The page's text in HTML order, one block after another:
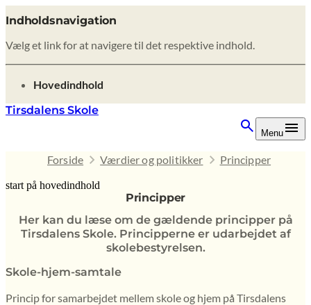
Indholdsnavigation
Vælg et link for at navigere til det respektive indhold.
gå til
Hovedindhold
Tirsdalens Skole
Menu
Forside Værdier og politikker Principper
start på hovedindhold
Principper
Her kan du læse om de gældende principper på
Tirsdalens Skole. Principperne er udarbejdet af
skolebestyrelsen.
senest opdateret 9. februar 2026
Skole-hjem-samtale
Princip for samarbejdet mellem skole og hjem på Tirsdalens